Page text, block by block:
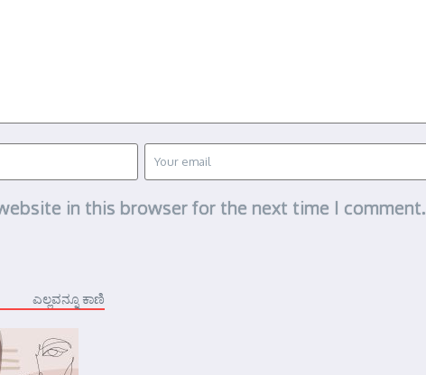
in this browser for the next time I comment.
ಎಲ್ಲವನ್ನೂ ಕಾಣಿ